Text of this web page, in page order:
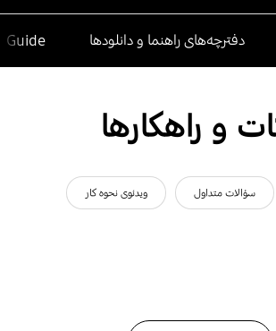
دفترچه‌های راهنما و دانلودها
و راهکارها
سؤالات متداول ویدئوی نحوه کار